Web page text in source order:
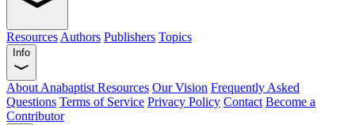
Resources Authors Publishers Topics
Info
About Anabaptist Resources Our Vision Frequently Asked
Questions Terms of Service Privacy Policy Contact Become a
Contributor